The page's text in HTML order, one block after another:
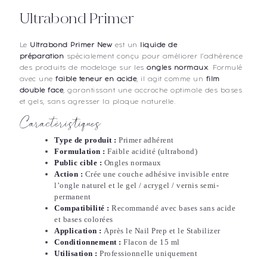
Ultrabond Primer
Le Ultrabond Primer New est un
liquide de
préparation spécialement conçu pour améliorer l’adhérence
des produits de modelage sur les ongles normaux. Formulé
avec une faible teneur en acide, il agit comme un film
double face, garantissant une accroche optimale des bases
et gels, sans agresser la plaque naturelle.
Caractéristiques
Type de produit : Primer adhérent
Formulation : Faible acidité (ultrabond)
Public cible : Ongles normaux
Action : Crée une couche adhésive invisible entre
l’ongle naturel et le gel / acrygel / vernis semi-
permanent
Compatibilité : Recommandé avec bases sans acide
et bases colorées
Application : Après le Nail Prep et le Stabilizer
Conditionnement : Flacon de 15 ml
Utilisation : Professionnelle uniquement